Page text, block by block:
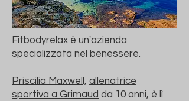
Fitbodyrelax è un'azienda
specializzata nel benessere.
Priscilia Maxwell, allenatrice
sportiva a Grimaud da 10 anni, è lì